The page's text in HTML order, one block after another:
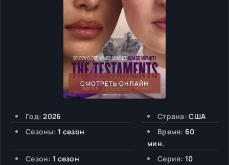
СМОТРЕТЬ ОНЛАЙН
Год: 2026 Страна: США
Сезоны: 1 сезон Время: 60
мин.
Сезон: 1 сезон Серия: 10